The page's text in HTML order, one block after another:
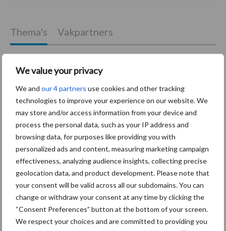
We value your privacy
We and our 4 partners use cookies and other tracking
technologies to improve your experience on our website. We
may store and/or access information from your device and
process the personal data, such as your IP address and
browsing data, for purposes like providing you with
personalized ads and content, measuring marketing campaign
effectiveness, analyzing audience insights, collecting precise
geolocation data, and product development. Please note that
your consent will be valid across all our subdomains. You can
change or withdraw your consent at any time by clicking the
“Consent Preferences” button at the bottom of your screen.
We respect your choices and are committed to providing you
Primaire
Sidebar
Recent nieuws Partner nieuws
Thema's Vakpartners
Coronavirus UVC
Toon meer